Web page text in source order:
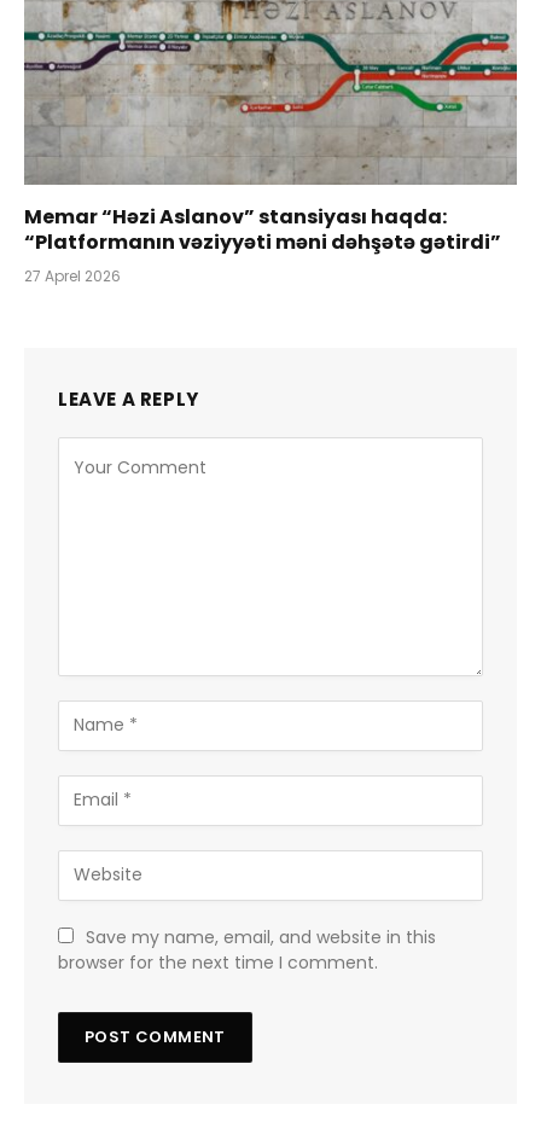
Memar “Həzi Aslanov” stansiyası haqda:
“Platformanın vəziyyəti məni dəhşətə gətirdi”
27 Aprel 2026
LEAVE A REPLY
Save my name, email, and website in this
browser for the next time I comment.